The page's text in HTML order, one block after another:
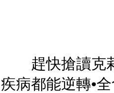
趕快搶讀克莉
疾病都能逆轉•